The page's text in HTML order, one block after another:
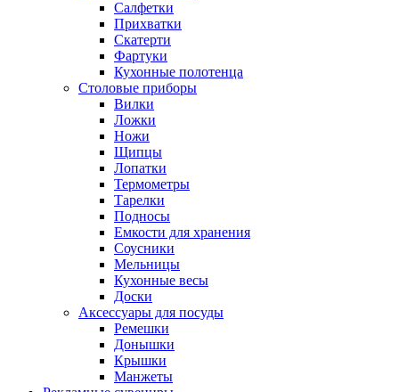
Салфетки
Прихватки
Скатерти
Фартуки
Кухонные полотенца
Столовые приборы
Вилки
Ложки
Ножи
Щипцы
Лопатки
Термометры
Тарелки
Подносы
Емкости для хранения
Соусники
Мельницы
Кухонные весы
Доски
Аксессуары для посуды
Ремешки
Донышки
Крышки
Манжеты